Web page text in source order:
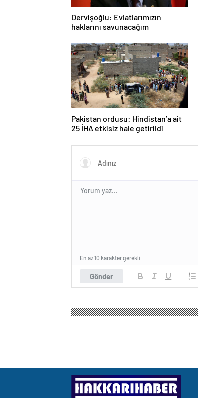
Dervişoğlu: Evlatlarımızın
haklarını savunacağım
Pakistan ordusu: Hindistan’a ait
25 İHA etkisiz hale getirildi
Gönder
En az 10 karakter gerekli